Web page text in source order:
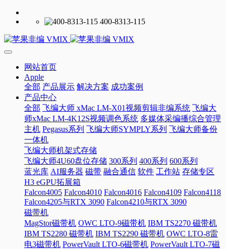
400-8313-115
网站首页
Apple
全部 产品展示 解决方案 成功案例
产品中心
全部 飞编大师 xMac LM-X01视频剪辑非编系统 飞编大
师xMac LM-4K12S视频调色系统 多媒体采编播综合管理
主机 Pegasus系列 飞编大师SYMPLY系列 飞编大师备份
一体机
飞编大师机架式存储
飞编大师4U60盘位存储 300系列 400系列 600系列
蓝光库 AI服务器 磁带 融合通信 软件 工作站 存储专区
H3 eGPU拓展箱
Falcon4005 Falcon4010 Falcon4016 Falcon4109 Falcon4118
Falcon4205与RTX 3090 Falcon4210与RTX 3090
磁带机
MagStor磁带机 OWC LTO-9磁带机 IBM TS2270 磁带机
IBM TS2280 磁带机 IBM TS2290 磁带机 OWC LTO-8雷
电3磁带机 PowerVault LTO-6磁带机 PowerVault LTO-7磁